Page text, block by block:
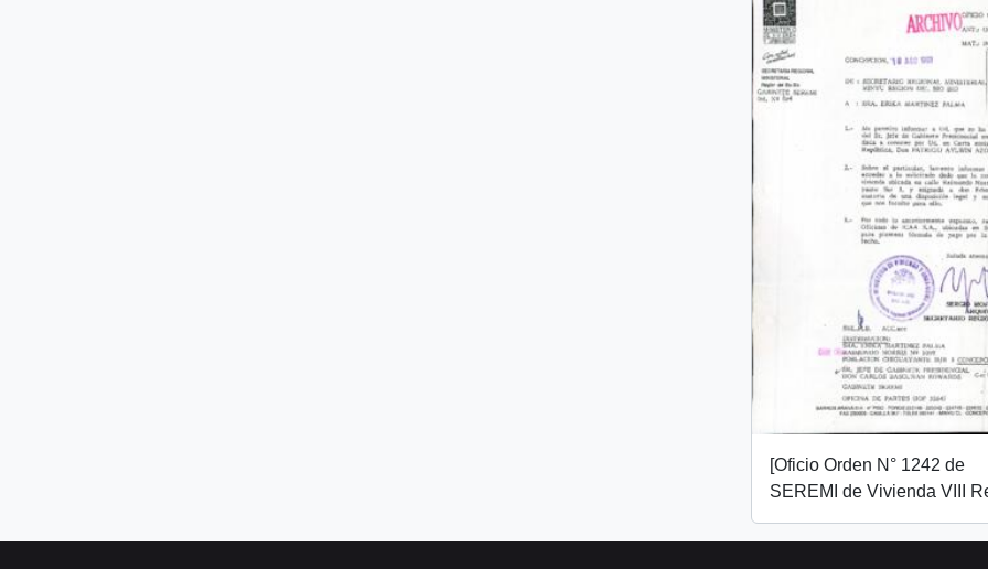
[Oficio Orden N° 1242 de
SEREMI de Vivienda VIII